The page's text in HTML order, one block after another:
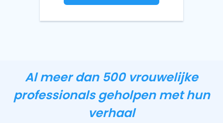
Al meer dan 500 vrouwelijke
professionals geholpen met hun
verhaal